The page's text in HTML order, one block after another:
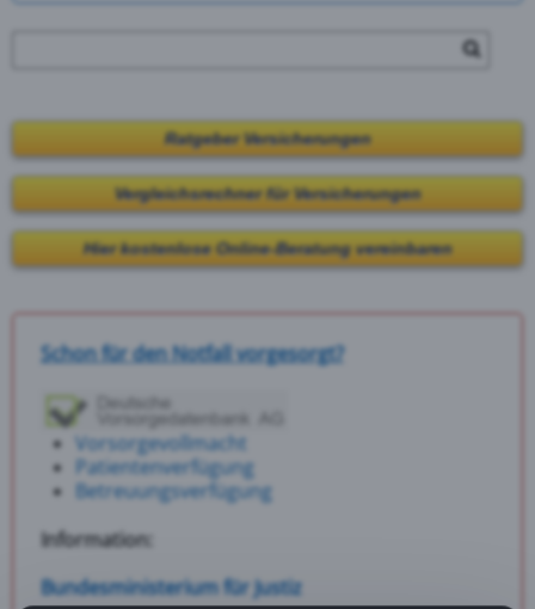
Ratgeber Versicherungen
Vergleichsrechner für Versicherungen
Hier kostenlose Online-Beratung vereinbaren
Schon für den Notfall vorgesorgt?
Vorsorgevollmacht
Patientenverfügung
Betreuungsverfügung
Information:
Bundesministerium für Justiz